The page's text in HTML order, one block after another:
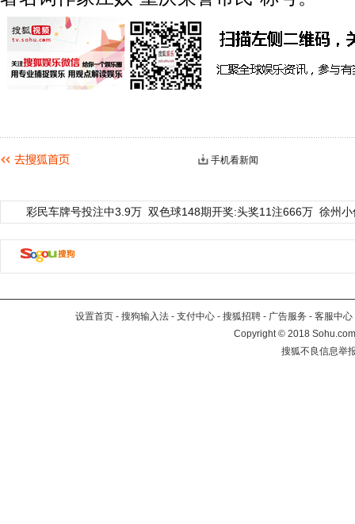
手机看新闻
彩民车牌号投注中3.9万 双色球148期开奖:头奖11注666万 徐州
设置首页 - 搜狗输入法 - 支付中心 - 搜狐招聘 - 广告服务 - 客服中心
Copyright©2018
搜狐不良信息举